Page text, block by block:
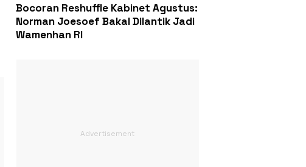
Bocoran Reshuffle Kabinet Agustus:
Norman Joesoef Bakal Dilantik Jadi
Wamenhan RI